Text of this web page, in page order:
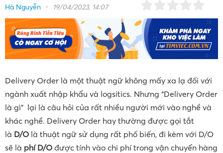
Hà Nguyễn 19/04/2023, 14:07
Delivery Order là một thuật ngữ không mấy xa lạ đối với
ngành xuất nhập khẩu và logsitics. Nhưng “Delivery Order
là gì” lại là câu hỏi của rất nhiều người mới vào nghề và
khác nghề. Delivery Order hay thường được gọi tắt
là D/O là thuật ngữ sử dụng rất phố biến, đi kèm với D/O
sẽ là phí D/O được tính vào chi phí trong vận chuyển hàng